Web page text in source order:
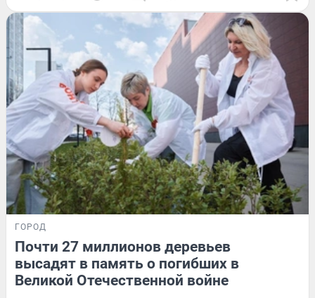
ГОРОД
Почти 27 миллионов деревьев
высадят в память о погибших в
Великой Отечественной войне